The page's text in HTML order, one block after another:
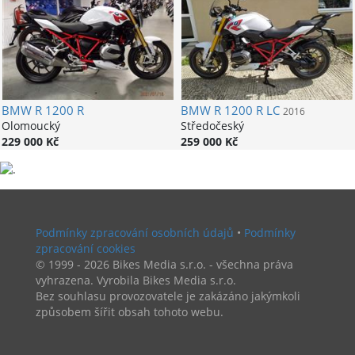
BMWR 1200 R
Olomoucký
229 000 Kč
BMWR 1200 R LC 2016
Středočeský
259 000 Kč
Podmínky zpracování osobních údajů • Podmínky
zpracování cookies
© 1999 - 2026 Bikes Media s.r.o. - všechna práva
vyhrazena. Vyrobila Bikes Media s.r.o.
Bez souhlasu provozovatele je zakázáno jakýmkoli
způsobem šířit obsah tohoto webu.